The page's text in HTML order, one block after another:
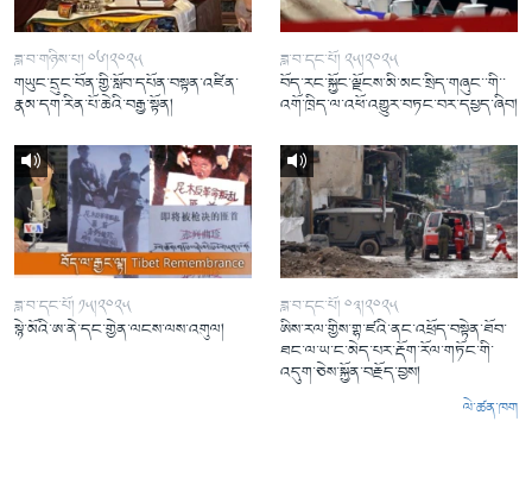
ཟླ་བ་གཉིས་པ། ༠༦།༢༠༢༥
གཡུང་དྲུང་བོན་གྱི་སློབ་དཔོན་བསྟན་འཛིན་
རྣམ་དག་རིན་པོ་ཆེའི་བརྒྱ་སྟོན།
ཟླ་བ་དང་པོ། ༢༥།༢༠༢༥
བོད་རང་སྐྱོང་ལྗོངས་མི་མང་སྲིད་གཞུང་་གི་་
འགོ་ཁྲིད་ལ་འཕོ་འགྱུར་བཏང་བར་དཔྱད་ཞིབ།
ཟླ་བ་དང་པོ། ༡༥།༢༠༢༥
སྙེ་མོའི་ཨ་ནེ་དང་གྱེན་ལངས་ལས་འགུལ།
ཟླ་བ་དང་པོ། ༠༣།༢༠༢༥
ཨིས་རལ་གྱིས་གྷ་ཛའི་ནང་འཕྲོད་བསྟེན་ཐོབ་
ཐང་ལ་ཡ་ང་མེད་པར་རྡོག་རོལ་གཏོང་གི་
འདུག་ཅེས་སྐྱོན་བརྗོད་བྱས།
ལེ་ཚན་ཁག